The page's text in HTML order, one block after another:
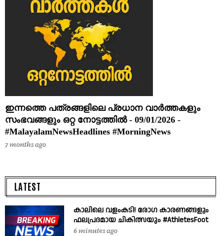
ഇന്നത്തെ പത്രങ്ങളിലെ പ്രധാന വാർത്തകളും
സംഭവങ്ങളും ഒറ്റ നോട്ടത്തിൽ - 09/01/2026 -
#MalayalamNewsHeadlines #MorningNews
7 months ago
LATEST
കാലിലെ വളംകടി! രോഗ കാരണങ്ങളും
ഫലപ്രദമായ ചികിത്സയും #AthletesFoot
6 minutes ago